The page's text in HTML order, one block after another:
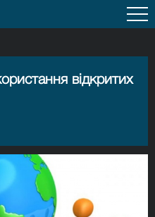
відкритих